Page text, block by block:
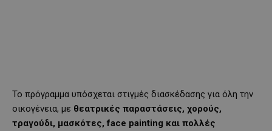
Το πρόγραμμα υπόσχεται στιγμές διασκέδασης για όλη την
οικογένεια, με θεατρικές παραστάσεις, χορούς,
τραγούδι, μασκότες,face painting και πολλές